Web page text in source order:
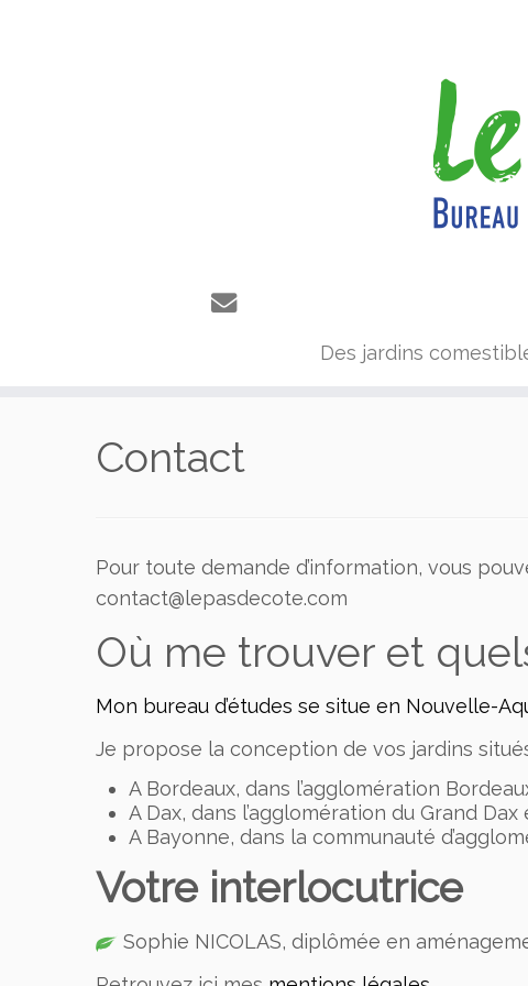
Des jardins
Contact
Pour toute demande d’information, vous
contact@lepasdecote.com
Où me trouver et
Mon bureau d’études se situe en Nouvelle-
Je propose la conception de vos jardins
A Bordeaux, dans l’agglomération
A Dax, dans l’agglomération du Grand
A Bayonne, dans la communauté
Votre interlocutrice
Sophie NICOLAS, diplômée en